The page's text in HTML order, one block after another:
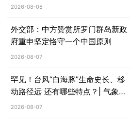
2026-08-08
外交部：中方赞赏所罗门群岛新政
府重申坚定恪守一个中国原则
2026-08-07
罕见！台风“白海豚”生命史长、移
动路径远 还有哪些特点？| 气象科
普→
2026-08-07